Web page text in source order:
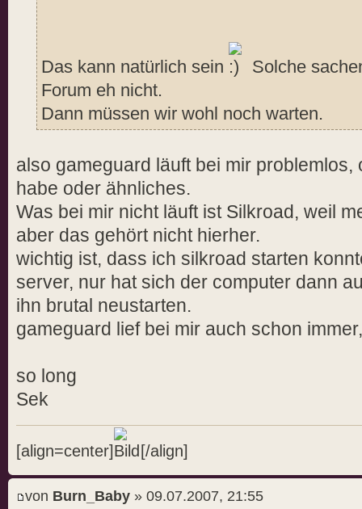
Das kann natürlich sein
Solche
Forum eh nicht.
Dann müssen wir wohl noch warten.
also gameguard läuft bei mir
habe oder ähnliches.
Was bei mir nicht läuft ist Silkroad, weil
aber das gehört nicht hierher.
wichtig ist, dass ich silkroad starten
server, nur hat sich der computer dann
ihn brutal neustarten.
gameguard lief bei mir auch schon
so long
Sek
[align=center] [/align]
von Burn_Baby » 09.07.2007, 21:55